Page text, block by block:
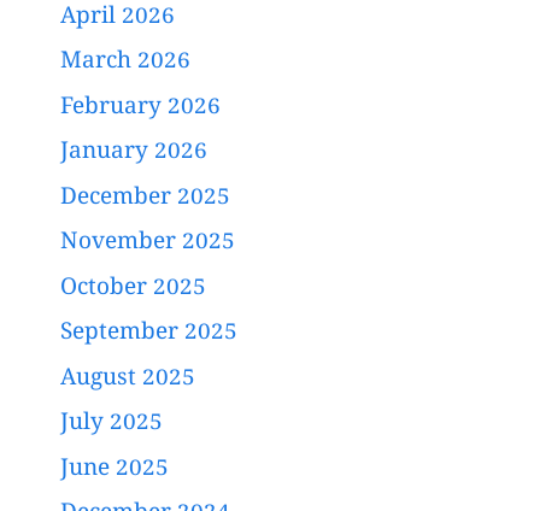
April 2026
March 2026
February 2026
January 2026
December 2025
November 2025
October 2025
September 2025
August 2025
July 2025
June 2025